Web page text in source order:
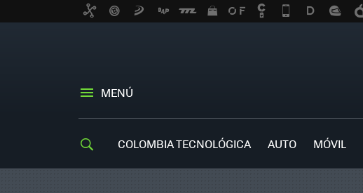
MENÚ
COLOMBIA TECNOLÓGICA AUTO MÓVIL